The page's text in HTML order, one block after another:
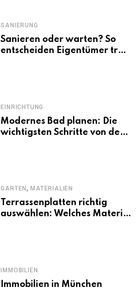
SANIERUNG
Sanieren oder warten? So
entscheiden Eigentümer trotz
EINRICHTUNG
Modernes Bad planen: Die
wichtigsten Schritte von der
GARTEN,MATERIALIEN
Terrassenplatten richtig
auswählen: Welches Material
IMMOBILIEN
Immobilien in München